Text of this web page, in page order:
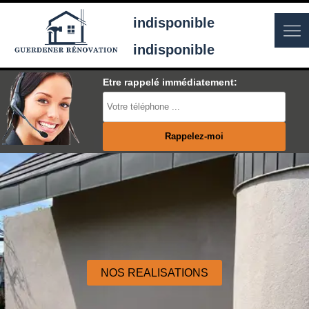
indisponible
indisponible
Etre rappelé immédiatement:
NOS REALISATIONS